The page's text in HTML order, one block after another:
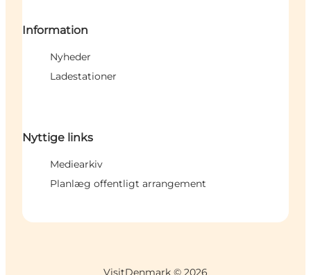
Information
Nyheder
Ladestationer
Nyttige links
Mediearkiv
Planlæg offentligt arrangement
VisitDenmark © 2026